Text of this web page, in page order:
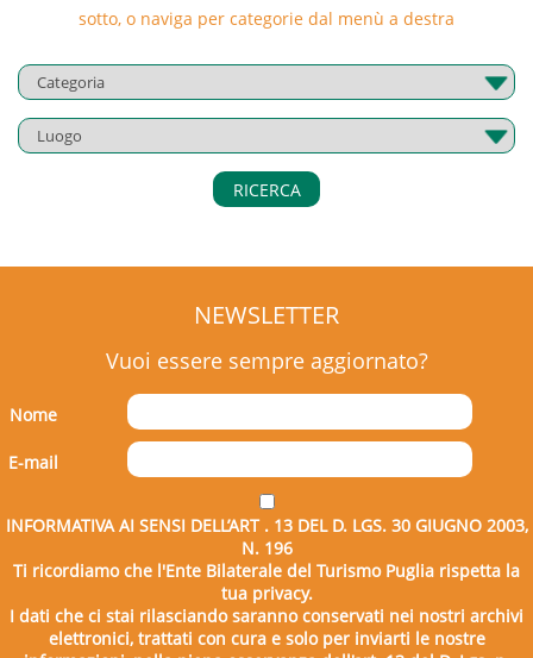
sotto, o naviga per categorie dal menù a destra
RICERCA
NEWSLETTER
Vuoi essere sempre aggiornato?
Nome
E-mail
INFORMATIVA AI SENSI DELL’ART . 13 DEL D. LGS. 30 GIUGNO 2003,
N. 196
Ti ricordiamo che l'Ente Bilaterale del Turismo Puglia rispetta la
tua privacy.
I dati che ci stai rilasciando saranno conservati nei nostri archivi
elettronici, trattati con cura e solo per inviarti le nostre